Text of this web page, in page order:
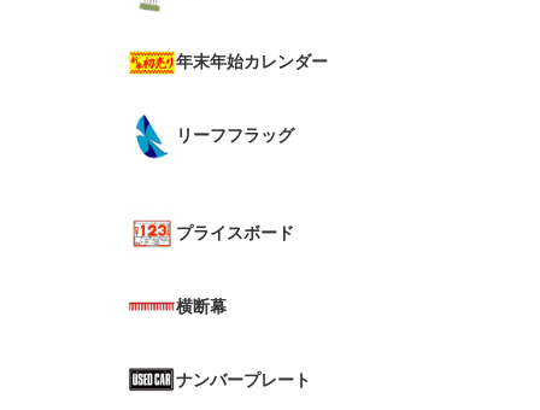
年末年始カレンダー
リーフフラッグ
プライスボード
横断幕
ナンバープレート